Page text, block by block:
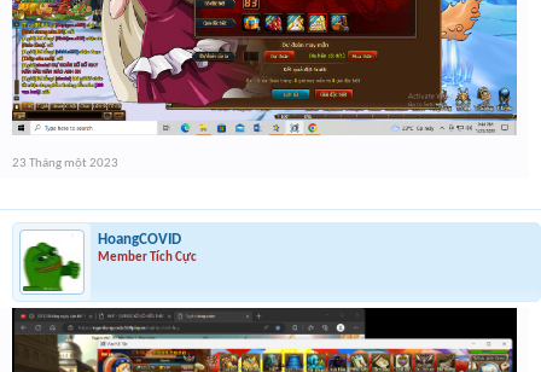
23 Tháng một 2023
HoangCOVID
Member Tích Cực